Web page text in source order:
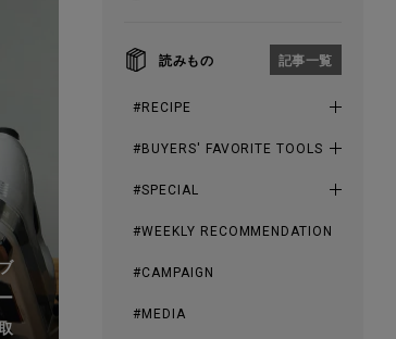
読みもの 記事一覧
#RECIPE
#BUYERS' FAVORITE TOOLS
#SPECIAL
#WEEKLY RECOMMENDATION
#CAMPAIGN
#MEDIA